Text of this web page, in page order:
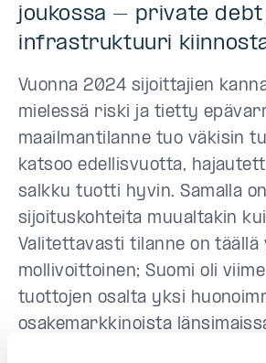
joukossa – private debt
infrastruktuuri
Vuonna 2024 sijoittajien
mielessä riski ja tietty
maailmantilanne tuo väkisin
katsoo edellisvuotta,
salkku tuotti hyvin. Samalla
sijoituskohteita muualtakin
Valitettavasti tilanne on täällä
mollivoittoinen; Suomi oli
tuottojen osalta yksi
osakemarkkinoista